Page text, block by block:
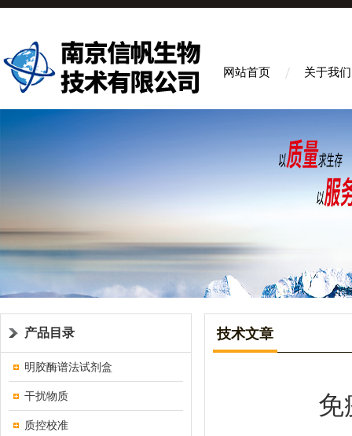
网站首页 关于我们
产品目录
明胶酶谱法试剂盒
干扰物质
质控校准
技术文章
免